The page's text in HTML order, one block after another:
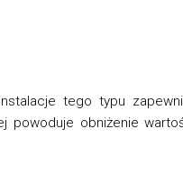
tego typu
powoduje obniżenie